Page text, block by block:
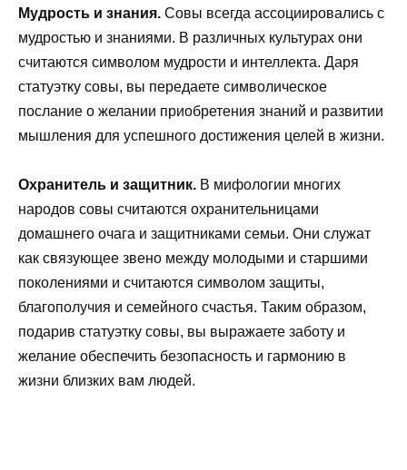
Мудрость и знания. Совы всегда ассоциировались с
мудростью и знаниями. В различных культурах они
считаются символом мудрости и интеллекта. Даря
статуэтку совы, вы передаете символическое
послание о желании приобретения знаний и развитии
мышления для успешного достижения целей в жизни.
Охранитель и защитник. В мифологии многих
народов совы считаются охранительницами
домашнего очага и защитниками семьи. Они служат
как связующее звено между молодыми и старшими
поколениями и считаются символом защиты,
благополучия и семейного счастья. Таким образом,
подарив статуэтку совы, вы выражаете заботу и
желание обеспечить безопасность и гармонию в
жизни близких вам людей.